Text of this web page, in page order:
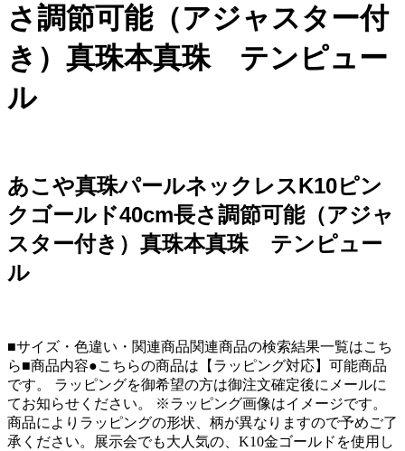
さ調節可能（アジャスター付
き）真珠本真珠 テンピュー
ル
あこや真珠パールネックレスK10ピン
クゴールド40cm長さ調節可能（アジャ
スター付き）真珠本真珠 テンピュー
ル
■サイズ・色違い・関連商品関連商品の検索結果一覧はこち
ら■商品内容●こちらの商品は【ラッピング対応】可能商品
です。 ラッピングを御希望の方は御注文確定後にメールに
てお知らせください。 ※ラッピング画像はイメージです。
商品によりラッピングの形状、柄が異なりますので予めご了
承ください。展示会でも大人気の、K10金ゴールドを使用し